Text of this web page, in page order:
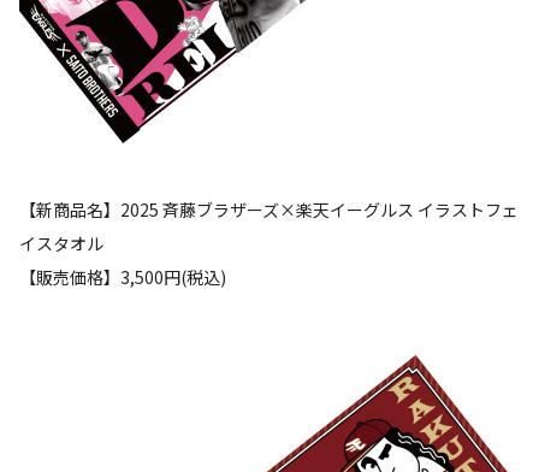
【新商品名】2025 斉藤ブラザーズ×楽天イーグルス イラストフェ
イスタオル
【販売価格】3,500円(税込)